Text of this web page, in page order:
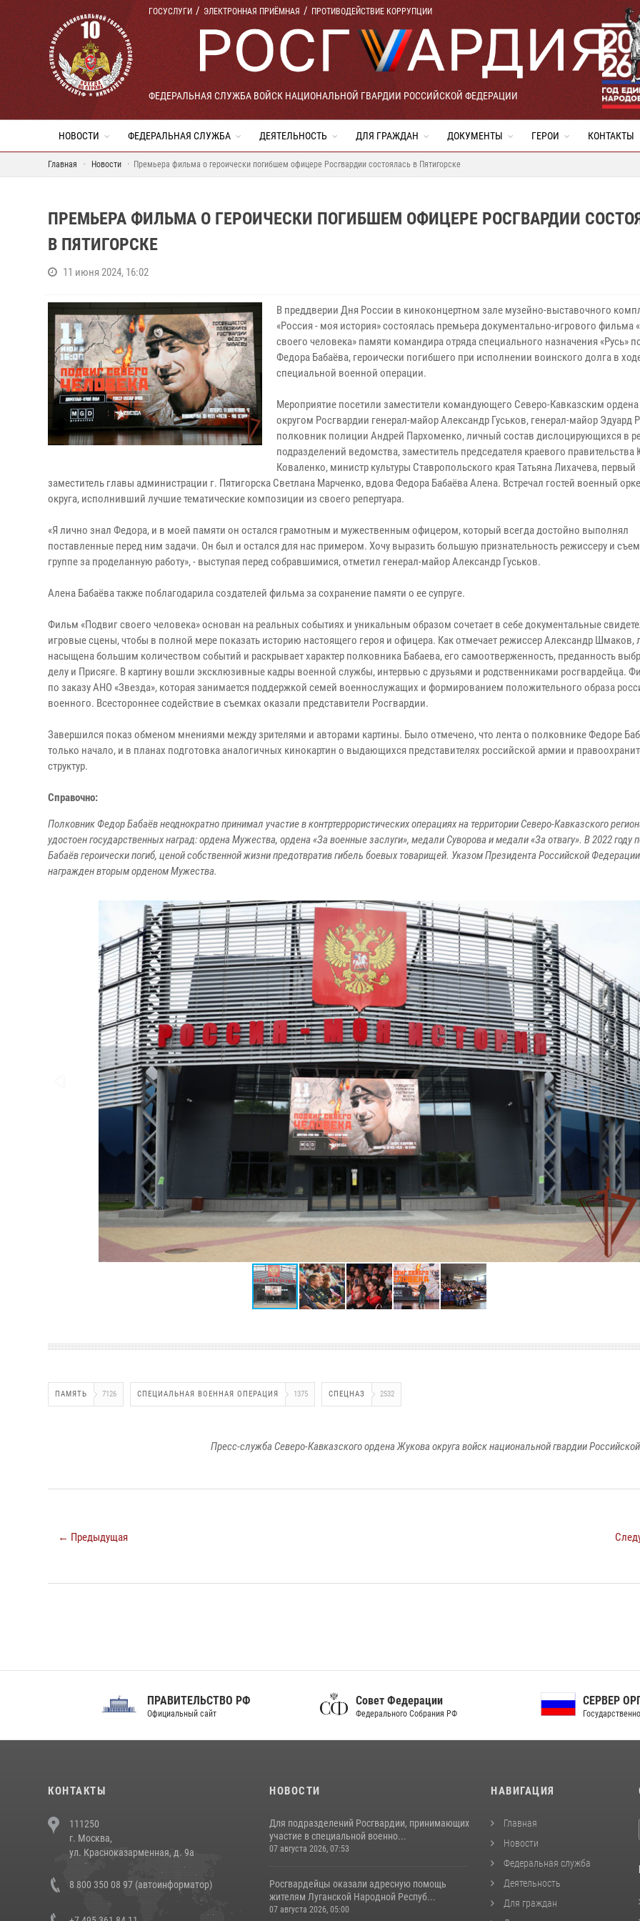
ГОСУСЛУГИ ЭЛЕКТРОННАЯ ПРИЁМНАЯ ПРОТИВОДЕЙСТВИЕ КОРРУПЦИИ
ФЕДЕРАЛЬНАЯ СЛУЖБА ВОЙСК НАЦИОНАЛЬНОЙ ГВАРДИИ РОССИЙСКОЙ ФЕДЕРАЦИИ
НОВОСТИ ФЕДЕРАЛЬНАЯ СЛУЖБА ДЕЯТЕЛЬНОСТЬ ДЛЯ ГРАЖДАН ДОКУМЕНТЫ ГЕРОИ КОНТАКТЫ
Главная Новости Премьера фильма о героически погибшем офицере Росгвардии состоялась в Пятигорске
ПРЕМЬЕРА ФИЛЬМА О ГЕРОИЧЕСКИ ПОГИБШЕМ ОФИЦЕРЕ РОСГВАРДИИ
В ПЯТИГОРСКЕ
11 июня 2024, 16:02
В преддверии Дня России в киноконцертном зале музейно-выставочного
«Россия - моя история» состоялась премьера документально-игрового фильма
своего человека» памяти командира отряда специального назначения «Русь»
Федора Бабаёва, героически погибшего при исполнении воинского долга в
специальной военной операции.
Мероприятие посетили заместители командующего Северо-Кавказским
округом Росгвардии генерал-майор Александр Гуськов, генерал-майор Эдуард
полковник полиции Андрей Пархоменко, личный состав дислоцирующихся в
подразделений ведомства, заместитель председателя краевого правительства
Коваленко, министр культуры Ставропольского края Татьяна Лихачева, первый
заместитель главы администрации г. Пятигорска Светлана Марченко, вдова Федора Бабаёва Алена. Встречал гостей военный
округа, исполнивший лучшие тематические композиции из своего репертуара.
«Я лично знал Федора, и в моей памяти он остался грамотным и мужественным офицером, который всегда достойно выполнял
поставленные перед ним задачи. Он был и остался для нас примером. Хочу выразить большую признательность режиссеру и
группе за проделанную работу», - выступая перед собравшимися, отметил генерал-майор Александр Гуськов.
Алена Бабаёва также поблагодарила создателей фильма за сохранение памяти о ее супруге.
Фильм «Подвиг своего человека» основан на реальных событиях и уникальным образом сочетает в себе документальные
игровые сцены, чтобы в полной мере показать историю настоящего героя и офицера. Как отмечает режиссер Александр Шмаков,
насыщена большим количеством событий и раскрывает характер полковника Бабаева, его самоотверженность, преданность
делу и Присяге. В картину вошли эксклюзивные кадры военной службы, интервью с друзьями и родственниками росгвардейца.
по заказу АНО «Звезда», которая занимается поддержкой семей военнослужащих и формированием положительного образа
военного. Всестороннее содействие в съемках оказали представители Росгвардии.
Завершился показ обменом мнениями между зрителями и авторами картины. Было отмечено, что лента о полковнике Федоре
только начало, и в планах подготовка аналогичных кинокартин о выдающихся представителях российской армии и
структур.
Справочно:
Полковник Федор Бабаёв неоднократно принимал участие в контртеррористических операциях на территории Северо-Кавказского
удостоен государственных наград: ордена Мужества, ордена «За военные заслуги», медали Суворова и медали «За отвагу». В 2022 году
Бабаёв героически погиб, ценой собственной жизни предотвратив гибель боевых товарищей. Указом Президента Российской
награжден вторым орденом Мужества.
ПАМЯТЬ 7126 СПЕЦИАЛЬНАЯ ВОЕННАЯ ОПЕРАЦИЯ 1375 СПЕЦНАЗ 2532
Пресс-служба Северо-Кавказского ордена Жукова округа войск национальной гвардии
← Предыдущая
ПРАВИТЕЛЬСТВО РФ
Официальный сайт
Совет Федерации
Федерального Собрания РФ
СЕРВЕР ОРГАНОВ
Государственной власти РФ
КОНТАКТЫ
111250
г. Москва,
ул. Красноказарменная, д. 9а
8 800 350 08 97 (автоинформатор)
НОВОСТИ
Для подразделений Росгвардии, принимающих
участие в специальной военно...
07 августа 2026, 07:53
Росгвардейцы оказали адресную помощь
жителям Луганской Народной Респуб...
07 августа 2026, 05:00
НАВИГАЦИЯ
Главная
Новости
Федеральная служба
Деятельность
Для граждан